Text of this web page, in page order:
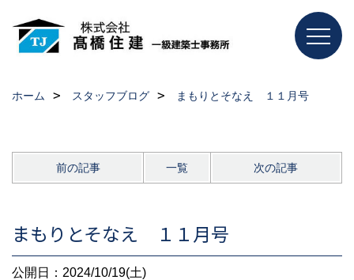
ホーム スタッフブログ まもりとそなえ １１月号
前の記事 一覧 次の記事
まもりとそなえ １１月号
公開日：2024/10/19(土)